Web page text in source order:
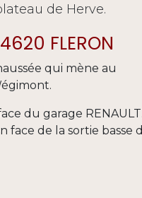
de Herve.
FLERON
qui mène au
du garage
face de la sortie basse